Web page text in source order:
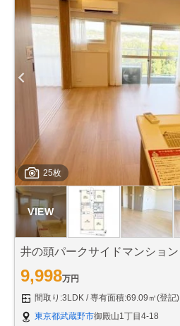
25枚
井の頭パークサイドマンション
9,998万円
間取り:3LDK
専有面積:69.09㎡(登記)
東京都武蔵野市御殿山1丁目4-18